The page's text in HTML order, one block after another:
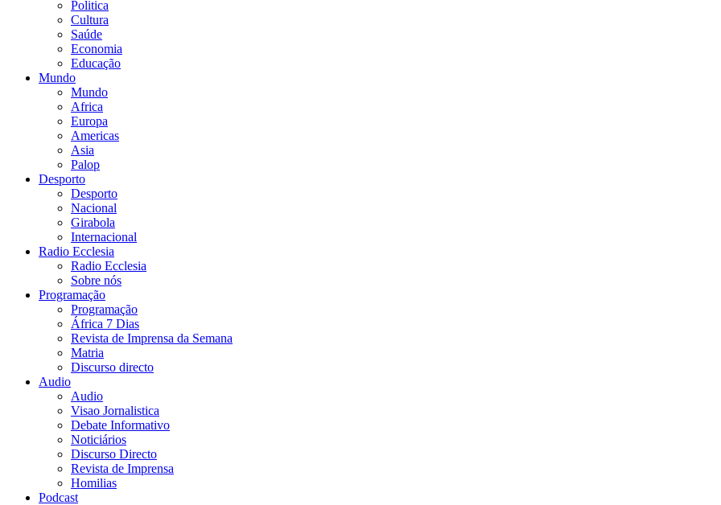
Politica
Cultura
Saúde
Economia
Educação
Mundo
Mundo
Africa
Europa
Americas
Asia
Palop
Desporto
Desporto
Nacional
Girabola
Internacional
Radio Ecclesia
Radio Ecclesia
Sobre nós
Programação
Programação
África 7 Dias
Revista de Imprensa da Semana
Matria
Discurso directo
Audio
Audio
Visao Jornalistica
Debate Informativo
Noticiários
Discurso Directo
Revista de Imprensa
Homilias
Podcast